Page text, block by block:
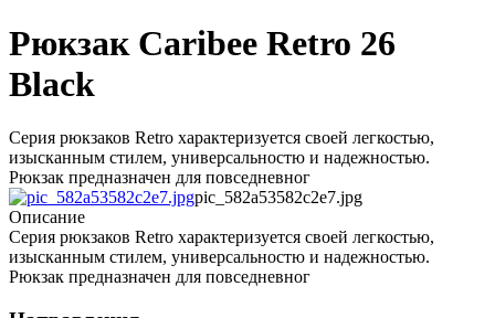
Рюкзак Caribee Retro 26
Black
Серия рюкзаков Retro характеризуется своей легкостью,
изысканным стилем, универсальностю и надежностью.
Рюкзак предназначен для повседневног
pic_582a53582c2e7.jpg
Описание
Серия рюкзаков Retro характеризуется своей легкостью,
изысканным стилем, универсальностю и надежностью.
Рюкзак предназначен для повседневног